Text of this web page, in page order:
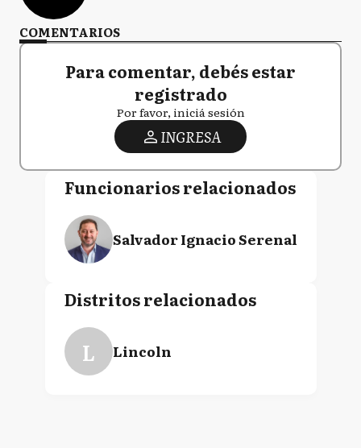
COMENTARIOS
Para comentar, debés estar
registrado
Por favor, iniciá sesión
INGRESA
Funcionarios relacionados
Salvador Ignacio Serenal
Distritos relacionados
L Lincoln